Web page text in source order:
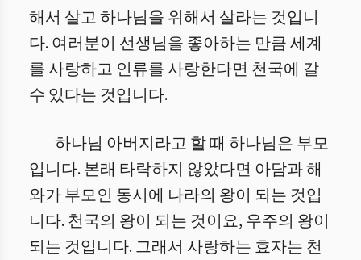
해서 살고 하나님을 위해서 살라는 것입니
다. 여러분이 선생님을 좋아하는 만큼 세계
를 사랑하고 인류를 사랑한다면 천국에 갈
수 있다는 것입니다.
하나님 아버지라고 할 때 하나님은 부모
입니다. 본래 타락하지 않았다면 아담과 해
와가 부모인 동시에 나라의 왕이 되는 것입
니다. 천국의 왕이 되는 것이요, 우주의 왕이
되는 것입니다. 그래서 사랑하는 효자는 천